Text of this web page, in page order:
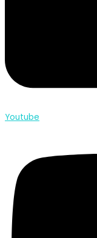
Youtube